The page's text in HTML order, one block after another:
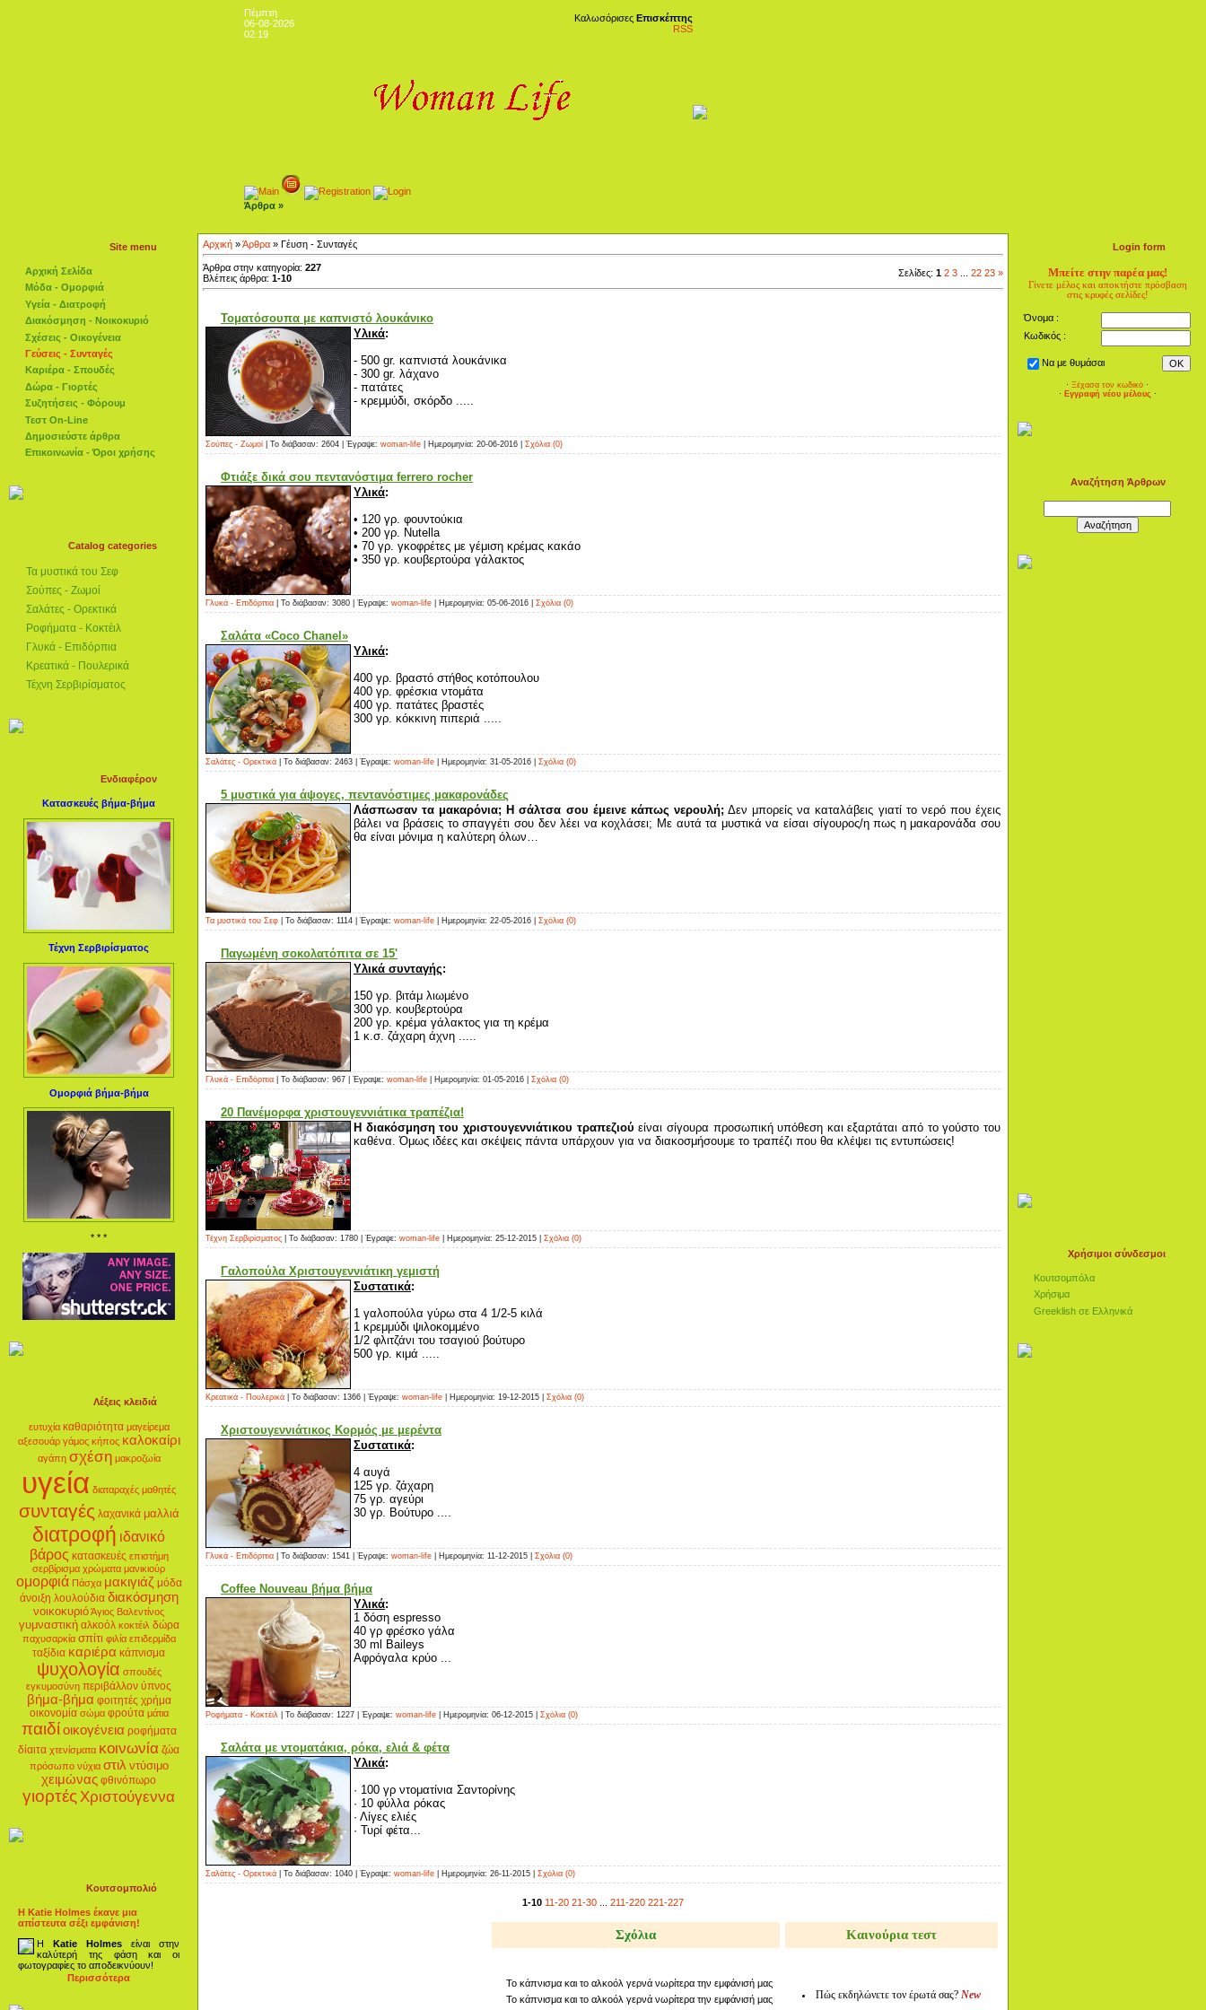
Πέμπτη
06-08-2026
02:19
Καλωσόρισες Επισκέπτης
RSS
Άρθρα »
Site menu
Αρχική Σελίδα
Μόδα - Ομορφιά
Υγεία - Διατροφή
Διακόσμηση - Νοικοκυριό
Σχέσεις - Οικογένεια
Γεύσεις - Συνταγές
Καριέρα - Σπουδές
Δώρα - Γιορτές
Συζητήσεις - Φόρουμ
Τεστ On-Line
Δημοσιεύστε άρθρα
Επικοινωνία - Όροι χρήσης
Catalog categories
Τα μυστικά του Σεφ
Σούπες - Ζωμοί
Σαλάτες - Ορεκτικά
Ροφήματα - Κοκτέιλ
Γλυκά - Επιδόρπια
Κρεατικά - Πουλερικά
Τέχνη Σερβιρίσματος
Ενδιαφέρον
Κατασκευές βήμα-βήμα
Τέχνη Σερβιρίσματος
Ομορφιά βήμα-βήμα
* * *
Λέξεις κλειδιά
ευτυχία καθαριότητα μαγείρεμα
αξεσουάρ γάμος κήπος καλοκαίρι
αγάπη σχέση μακροζωία
υγεία διαταραχές μαθητές
συνταγές λαχανικά μαλλιά
διατροφή ιδανικό
βάρος κατασκευές επιστήμη
σερβίρισμα χρώματα μανικιούρ
ομορφιά Πάσχα μακιγιάζ μόδα
άνοιξη λουλούδια διακόσμηση
νοικοκυριόΆγιος Βαλεντίνος
γυμναστική αλκοόλ κοκτέιλ δώρα
παχυσαρκία σπίτι φιλία επιδερμίδα
ταξίδια καριέρα κάπνισμα
ψυχολογία σπουδές
εγκυμοσύνη περιβάλλον ύπνος
βήμα-βήμα φοιτητές χρήμα
οικονομία σώμα φρούτα μάτια
παιδί οικογένεια ροφήματα
δίαιτα χτενίσματα κοινωνία ζώα
πρόσωπο νύχια στιλ ντύσιμο
χειμώνας φθινόπωρο
γιορτές Χριστούγεννα
Κουτσομπολιό
Η Katie Holmes έκανε μια
απίστευτα σέξι εμφάνιση!
Η Katie Holmes είναι στην
καλύτερή της φάση και οι
φωτογραφίες το αποδεικνύουν!
Περισσότερα
Αρχική »Άρθρα » Γέυση - Συνταγές
Άρθρα στην κατηγορία: 227
Βλέπεις άρθρα: 1-10 Σελίδες: 1 2 3 22 23 »
Τοματόσουπα με καπνιστό λουκάνικο
Υλικά:
- 500 gr. καπνιστά λουκάνικα
- 300 gr. λάχανο
- πατάτες
- κρεμμύδι, σκόρδο .....
Σούπες - Ζωμοί | Το διάβασαν: 2604 | Έγραψε: woman-life | Ημερομηνία: 20-06-2016 Σχόλια (0)
Φτιάξε δικά σου πεντανόστιμα ferrero rocher
Υλικά:
• 120 γρ. φουντούκια
• 200 γρ. Νutella
• 70 γρ. γκοφρέτες με γέμιση κρέμας κακάο
• 350 γρ. κουβερτούρα γάλακτος
Γλυκά - Επιδόρπια | Το διάβασαν: 3080 | Έγραψε: woman-life | Ημερομηνία: 05-06-2016 Σχόλια (0)
Σαλάτα «Coco Chanel»
Υλικά:
400 γρ. βραστό στήθος κοτόπουλου
400 γρ. φρέσκια ντομάτα
400 γρ. πατάτες βραστές
300 γρ. κόκκινη πιπεριά .....
Σαλάτες - Ορεκτικά | Το διάβασαν: 2463 | Έγραψε: woman-life | Ημερομηνία: 31-05-2016 Σχόλια (0)
5 μυστικά για άψογες, πεντανόστιμες μακαρονάδες
Λάσπωσαν τα μακαρόνια; Η σάλτσα σου έμεινε κάπως νερουλή;Δεν μπορείς να καταλάβεις γιατί το νερό που έχεις
βάλει να βράσεις το σπαγγέτι σου δεν λέει να κοχλάσει; Με αυτά τα μυστικά να είσαι σίγουρος/η πως η μακαρονάδα σου
θα είναι μόνιμα η καλύτερη όλων…
Τα μυστικά του Σεφ | Το διάβασαν: 1114 | Έγραψε: woman-life | Ημερομηνία: 22-05-2016 Σχόλια (0)
Παγωμένη σοκολατόπιτα σε 15'
Υλικά συνταγής:
150 γρ. βιτάμ λιωμένο
300 γρ. κουβερτούρα
200 γρ. κρέμα γάλακτος για τη κρέμα
1 κ.σ. ζάχαρη άχνη .....
Γλυκά - Επιδόρπια | Το διάβασαν: 967 | Έγραψε: woman-life | Ημερομηνία: 01-05-2016 Σχόλια (0)
20 Πανέμορφα χριστουγεννιάτικα τραπέζια!
Η διακόσμηση του χριστουγεννιάτικου τραπεζιού είναι σίγουρα προσωπική υπόθεση και εξαρτάται από το γούστο του
καθένα. Όμως ιδέες και σκέψεις πάντα υπάρχουν για να διακοσμήσουμε το τραπέζι που θα κλέψει τις εντυπώσεις!
Τέχνη Σερβιρίσματος | Το διάβασαν: 1780 | Έγραψε: woman-life | Ημερομηνία: 25-12-2015 Σχόλια (0)
Γαλοπούλα Χριστουγεννιάτικη γεμιστή
Συστατικά:
1 γαλοπούλα γύρω στα 4 1/2-5 κιλά
1 κρεμμύδι ψιλοκομμένο
1/2 φλιτζάνι του τσαγιού βούτυρο
500 γρ. κιμά .....
Κρεατικά - Πουλερικά | Το διάβασαν: 1366 | Έγραψε: woman-life | Ημερομηνία: 19-12-2015 Σχόλια (0)
Χριστουγεννιάτικος Κορμός με μερέντα
Συστατικά:
4 αυγά
125 γρ. ζάχαρη
75 γρ. αγεύρι
30 γρ. Βούτυρο ....
Γλυκά - Επιδόρπια | Το διάβασαν: 1541 | Έγραψε: woman-life | Ημερομηνία: 11-12-2015 Σχόλια (0)
Coffee Nouveau βήμα βήμα
Υλικά:
1 δόση espresso
40 γρ φρέσκο γάλα
30 ml Baileys
Αφρόγαλα κρύο ...
Ροφήματα - Κοκτέιλ | Το διάβασαν: 1227 | Έγραψε: woman-life | Ημερομηνία: 06-12-2015 Σχόλια (0)
Σαλάτα με ντοματάκια, ρόκα, ελιά & φέτα
Υλικά:
· 100 γρ ντοματίνια Σαντορίνης
· 10 φύλλα ρόκας
· Λίγες ελιές
· Τυρί φέτα...
Σαλάτες - Ορεκτικά | Το διάβασαν: 1040 | Έγραψε: woman-life | Ημερομηνία: 26-11-2015 Σχόλια (0)
1-10 11-20 21-30 211-220 221-227
Σχόλια Καινούρια τεστ
Το κάπνισμα και το αλκοόλ γερνά νωρίτερα την εμφάνισή μας
Το κάπνισμα και το αλκοόλ γερνά νωρίτερα την εμφάνισή μας
Πώς εκδηλώνετε τον έρωτά σας? New
Login form
Μπείτε στην παρέα μας!
Γίνετε μέλος και αποκτήστε πρόσβαση
στις κρυφές σελίδες!
Όνομα :
Κωδικός :
Να με θυμάσαι
· Ξέχασα τον κωδικό ·
· Εγγραφή νέου μέλους ·
Αναζήτηση Άρθρων
Χρήσιμοι σύνδεσμοι
Κουτσομπόλα
Χρήσιμα
Greeklish σε Ελληνικά